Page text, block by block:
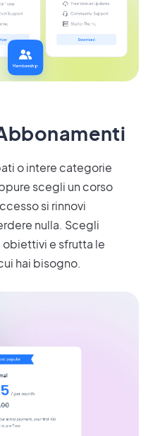
o intere categorie
scegli un corso
si rinnovi
nulla. Scegli
obiettivi e sfrutta le
hai bisogno.